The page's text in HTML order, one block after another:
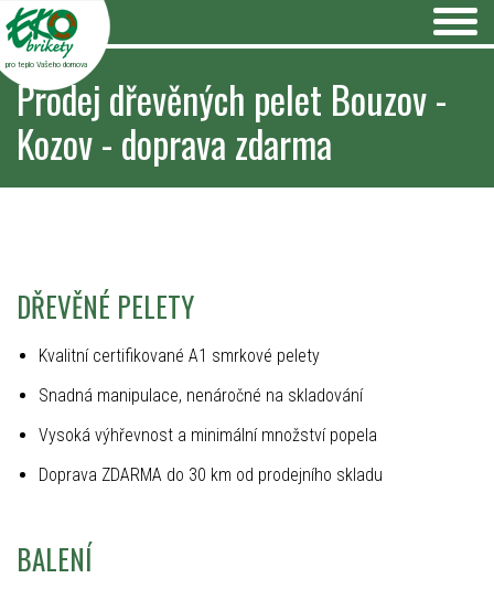
pro teplo Vašeho domova
Prodej dřevěných pelet Bouzov -
Kozov - doprava zdarma
DŘEVĚNÉ PELETY
Kvalitní certifikované A1 smrkové pelety
Snadná manipulace, nenáročné na skladování
Vysoká výhřevnost a minimální množství popela
Doprava ZDARMA do 30 km od prodejního skladu
BALENÍ